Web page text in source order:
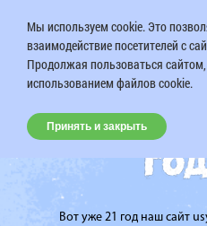
Вот уже 21 год наш сайт
Мы используем cookie. Это
взаимодействие посетителей с
Продолжая пользоваться
использованием файлов cookie.
Принять и закрыть